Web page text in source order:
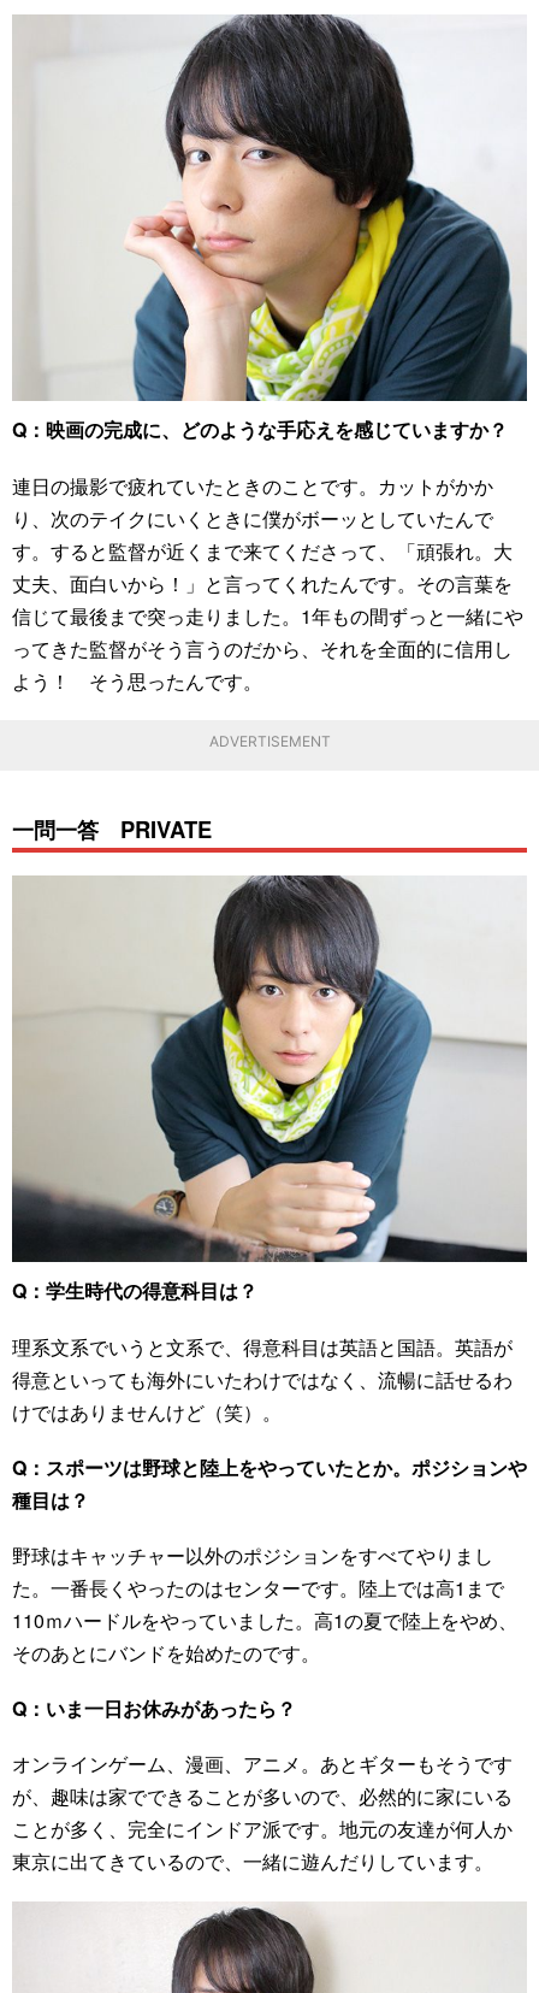
Q：映画の完成に、どのような手応えを感じていますか？
連日の撮影で疲れていたときのことです。カットがかか
り、次のテイクにいくときに僕がボーッとしていたんで
す。すると監督が近くまで来てくださって、「頑張れ。大
丈夫、面白いから！」と言ってくれたんです。その言葉を
信じて最後まで突っ走りました。1年もの間ずっと一緒にや
ってきた監督がそう言うのだから、それを全面的に信用し
よう！ そう思ったんです。
ADVERTISEMENT
一問一答 PRIVATE
Q：学生時代の得意科目は？
理系文系でいうと文系で、得意科目は英語と国語。英語が
得意といっても海外にいたわけではなく、流暢に話せるわ
けではありませんけど（笑）。
Q：スポーツは野球と陸上をやっていたとか。ポジションや
種目は？
野球はキャッチャー以外のポジションをすべてやりまし
た。一番長くやったのはセンターです。陸上では高1まで
110ｍハードルをやっていました。高1の夏で陸上をやめ、
そのあとにバンドを始めたのです。
Q：いま一日お休みがあったら？
オンラインゲーム、漫画、アニメ。あとギターもそうです
が、趣味は家でできることが多いので、必然的に家にいる
ことが多く、完全にインドア派です。地元の友達が何人か
東京に出てきているので、一緒に遊んだりしています。